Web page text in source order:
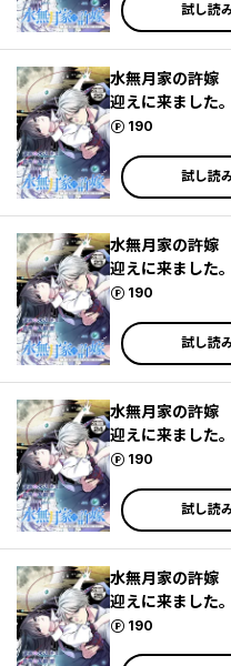
試し読
水無月家の許嫁
迎えに来ました
190
ポイント
試し読
水無月家の許嫁
迎えに来ました
190
ポイント
試し読
水無月家の許嫁
迎えに来ました
190
ポイント
試し読
水無月家の許嫁
迎えに来ました
190
ポイント